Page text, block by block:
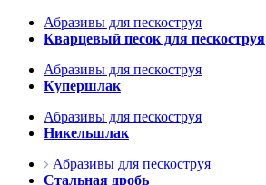
Абразивы для пескоструя
Кварцевый песок для пескоструя
Абразивы для пескоструя
Купершлак
Абразивы для пескоструя
Никельшлак
Абразивы для пескоструя
Стальная дробь